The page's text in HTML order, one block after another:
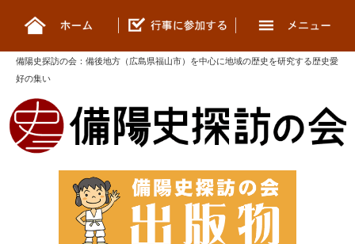
備陽史探訪の会 ： 備後地方（広島県福山市）を中心に地域の歴史を研究する歴史愛
好の集い